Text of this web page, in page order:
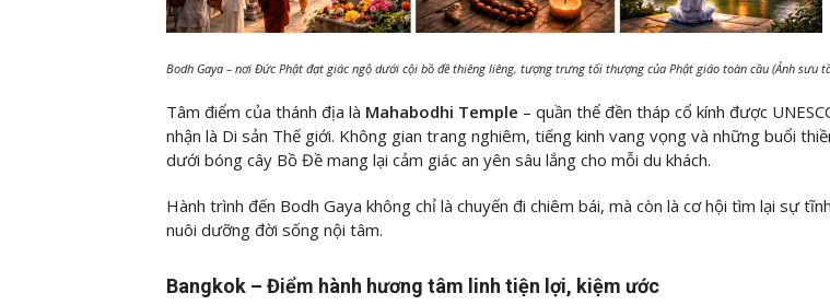
Bodh Gaya – nơi Đức Phật đạt giác ngộ dưới cội bồ đề thiêng liêng, tượng trưng tối thượng của Phật giáo toàn cầu (Ảnh sưu
Tâm điểm của thánh địa là Mahabodhi Temple – quần thể đền tháp cổ kính được
nhận là Di sản Thế giới. Không gian trang nghiêm, tiếng kinh vang vọng và những buổi
dưới bóng cây Bồ Đề mang lại cảm giác an yên sâu lắng cho mỗi du khách.
Hành trình đến Bodh Gaya không chỉ là chuyến đi chiêm bái, mà còn là cơ hội tìm lại sự
nuôi dưỡng đời sống nội tâm.
Bangkok – Điểm hành hương tâm linh tiện lợi, kiệm ước